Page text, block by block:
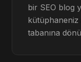
bir SEO blog
kütüphaneniz
tabanına